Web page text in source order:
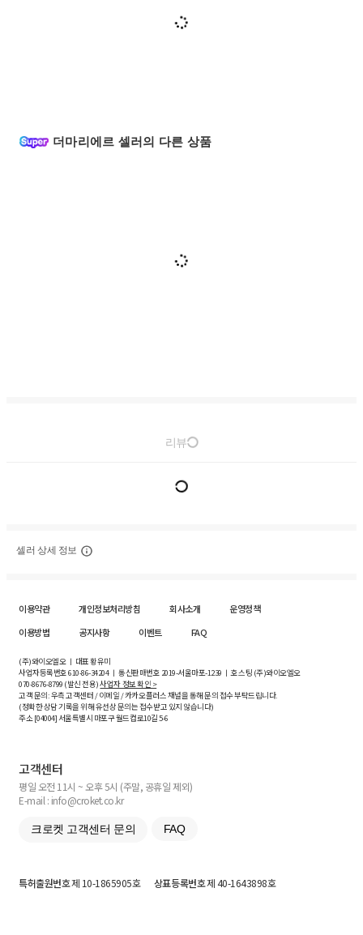
더마리에르 셀러의 다른 상품
리뷰
셀러 상세 정보
이용약관 개인정보처리방침 회사소개
운영정책
이용방법
공지사항 이벤트 FAQ
(주)와이오엘오 ㅣ 대표 황유미
사업자등록번호610-86-34204ㅣ 통신판매번호 2019-서울마포-1239 ㅣ 호스팅 (주)와이오엘오
070-8676-8799 (발신 전용)사업자 정보 확인 >
고객 문의: 우측 고객센터 / 이메일 / 카카오플러스 채널을 통해 문의 접수 부탁드립니다.
(정확한 상담 기록을 위해 유선상 문의는 접수받고 있지 않습니다)
주소 [04004] 서울특별시 마포구 월드컵로10길5-6
고객센터
평일 오전 11시 ~ 오후 5시 (주말, 공휴일 제외)
E-mail : info@croket.co.kr
크로켓 고객센터 문의 FAQ
특허출원번호제 10-1865905호 상표등록번호제 40-1643898호